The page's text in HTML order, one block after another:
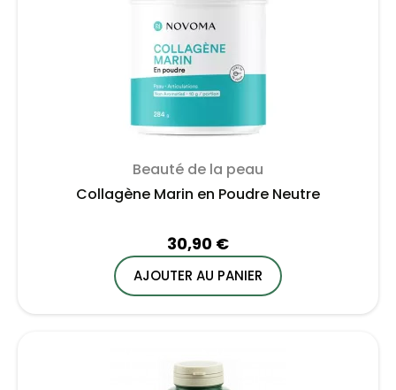
Beauté de la peau
Collagène Marin en Poudre Neutre
30,90 €
AJOUTER AU PANIER